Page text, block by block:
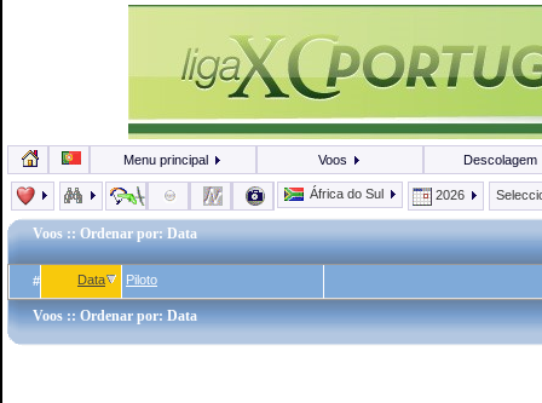
Menu principal Voos Descolagem
África do Sul 2026
Voos :: Ordenar por: Data
# Data Piloto
Voos :: Ordenar por: Data